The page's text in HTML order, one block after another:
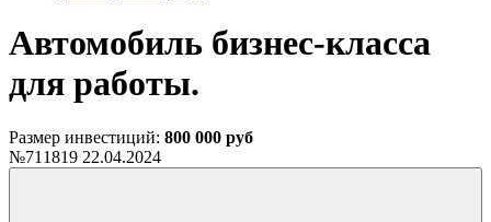
Автомобиль бизнес-класса
для работы.
Размер инвестиций: 800 000 руб
№711819 22.04.2024